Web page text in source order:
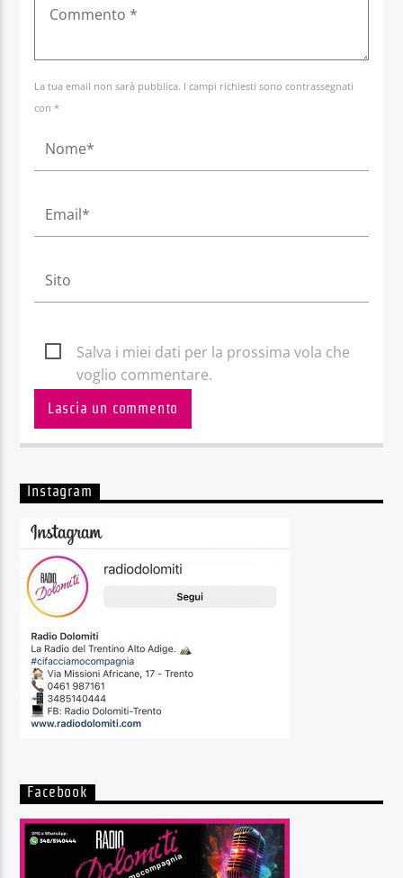
La tua email non sarà pubblica. I campi richiesti sono contrassegnati
con *
Salva i miei dati per la prossima vola che
voglio commentare.
Instagram
Facebook